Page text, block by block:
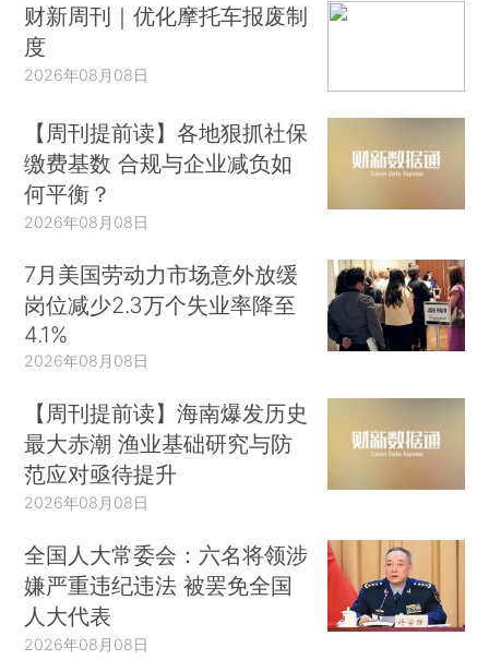
财新周刊｜优化摩托车报废制
度
2026年08月08日
【周刊提前读】各地狠抓社保
缴费基数 合规与企业减负如
何平衡？
2026年08月08日
7月美国劳动力市场意外放缓
岗位减少2.3万个失业率降至
4.1%
2026年08月08日
【周刊提前读】海南爆发历史
最大赤潮 渔业基础研究与防
范应对亟待提升
2026年08月08日
全国人大常委会：六名将领涉
嫌严重违纪违法 被罢免全国
人大代表
2026年08月08日